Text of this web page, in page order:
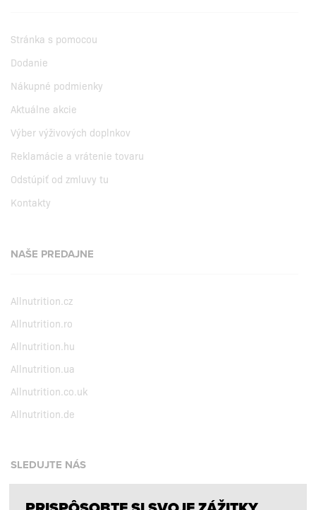
Stránka s pomocou
Dodanie
Nákupné podmienky
Aktuálne akcie
Výber výživových doplnkov
Reklamácie a vrátenie tovaru
Odstúpiť od zmluvy tu
Kontakty
NAŠE PREDAJNE
Allnutrition.cz
Allnutrition.ro
Allnutrition.hu
Allnutrition.ua
Allnutrition.co.uk
Allnutrition.de
SLEDUJTE NÁS